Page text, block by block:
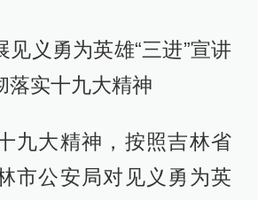
见义勇为英雄“三进”宣讲
落实十九大精神
九大精神，按照吉林省
市公安局对见义勇为英